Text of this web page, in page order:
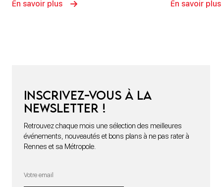
En savoir plus En savoir plus
Inscrivez-vous à la
newsletter !
Retrouvez chaque mois une sélection des meilleures
événements, nouveautés et bons plans à ne pas rater à
Rennes et sa Métropole.